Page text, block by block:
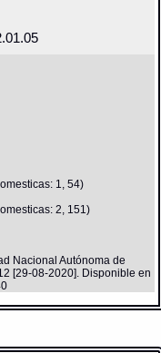
1, 54)
2, 151)
Nacional Autónoma de
[29-08-2020]. Disponible en